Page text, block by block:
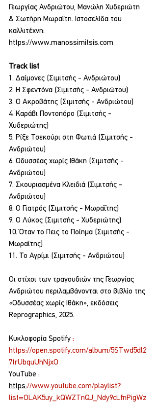
Γεωργίας Ανδριώτου, Μανώλη Χυδεριώτη
& Σωτήρη Μωραΐτη. Ιστοσελίδα του
καλλιτέχνη:
https://www.manossimitsis.com
Track list
1. Δαίμονες (Σιμιτσής - Ανδριώτου)
2. Η Σφεντόνα (Σιμιτσής - Ανδριώτου)
3. Ο Ακροβάτης (Σιμιτσής - Ανδριώτου)
4. Καράβι Ποντοπόρο (Σιμιτσής -
Χυδεριώτης)
5. Ρίξε Τσεκούρι στη Φωτιά (Σιμιτσής -
Ανδριώτου)
6. Οδυσσέας χωρίς Ιθάκη (Σιμιτσής -
Ανδριώτου)
7. Σκουριασμένα Κλειδιά (Σιμιτσής -
Ανδριώτου)
8. Ο Γιατρός (Σιμιτσής - Μωραΐτης)
9. Ο Λύκος (Σιμιτσής - Χυδεριώτης)
10. Όταν το Πεις το Ποίημα (Σιμιτσής -
Μωραΐτης)
11. Το Αγρίμι (Σιμιτσής - Ανδριώτου)
Οι στίχοι των τραγουδιών της Γεωργίας
Ανδριώτου περιλαμβάνονται στο βιβλίο της
«Οδυσσέας χωρίς Ιθάκη», εκδόσεις
Reprographics, 2025.
Κυκλοφορία Spotify :
https://open.spotify.com/album/5STwd5dl2
7trUbquUhNjxO
YouTube :
https://www.youtube.com/playlist?
list=OLAK5uy_kQWZTnQJ_Ndy9cLfnPigWz